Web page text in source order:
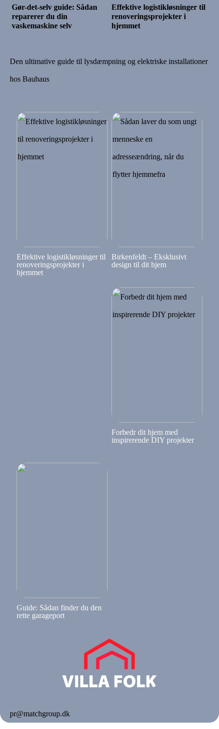
Gør-det-selv guide: Sådan
reparerer du din
vaskemaskine selv
Effektive logistikløsninger til
renoveringsprojekter i
hjemmet
Den ultimative guide til lysdæmpning og elektriske installationer
hos Bauhaus
Effektive logistikløsninger til
renoveringsprojekter i
hjemmet
Birkenfeldt – Eksklusivt
design til dit hjem
Forbedr dit hjem med
inspirerende DIY projekter
Guide: Sådan finder du den
rette garageport
pr@matchgroup.dk